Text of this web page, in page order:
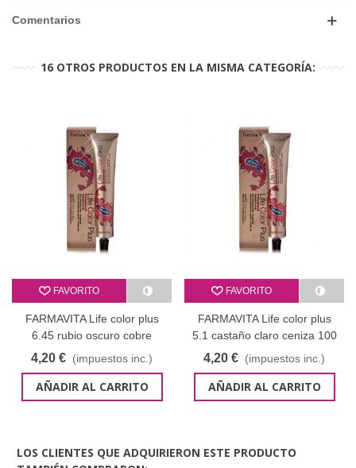
Comentarios
16 OTROS PRODUCTOS EN LA MISMA CATEGORÍA:
FAVORITO
FARMAVITA Life color plus
6.45 rubio oscuro cobre
caoba 100 ml
4,20 € (impuestos inc.)
AÑADIR AL CARRITO
FAVORITO
FARMAVITA Life color plus
5.1 castaño claro ceniza 100
4,20 € (impuestos inc.)
AÑADIR AL CARRITO
LOS CLIENTES QUE ADQUIRIERON ESTE PRODUCTO